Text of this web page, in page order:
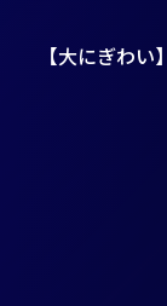
【大にぎわ